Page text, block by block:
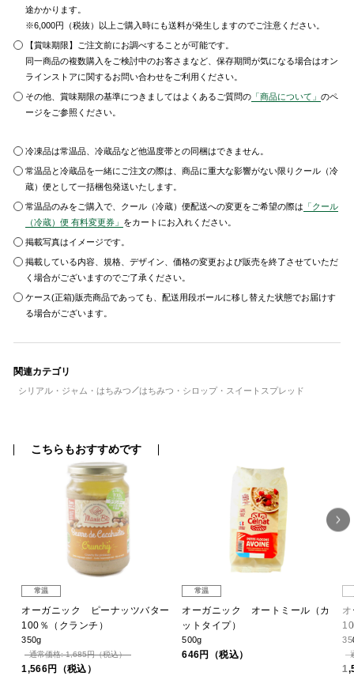
途かかります。
※6,000円（税抜）以上ご購入時にも送料が発生しますのでご注意ください。
【賞味期限】ご注文前にお調べすることが可能です。
同一商品の複数購入をご検討中のお客さまなど、保存期間が気になる場合はオン
ラインストアに関するお問い合わせをご利用ください。
その他、賞味期限の基準につきましてはよくあるご質問の 「商品について」のペ
ージをご参照ください。
冷凍品は常温品、冷蔵品など他温度帯との同梱はできません。
常温品と冷蔵品を一緒にご注文の際は、商品に重大な影響がない限りクール（冷
蔵）便として一括梱包発送いたします。
常温品のみをご購入で、クール（冷蔵）便配送への変更をご希望の際は 「クール
（冷蔵）便 有料変更券」 をカートにお入れください。
掲載写真はイメージです。
掲載している内容、規格、デザイン、価格の変更および販売を終了させていただ
く場合がございますのでご了承ください。
ケース(正箱)販売商品であっても、配送用段ボールに移し替えた状態でお届けす
る場合がございます。
関連カテゴリ
シリアル・ジャム・はちみつ はちみつ・シロップ・スイートスプレッド
こちらもおすすめです
常温
オーガニック ピーナッツバター
100％（クランチ）
350g
通常価格: 1,685円（税込）
1,566円（税込）
常温
オーガニック オートミール（カ
ットタイプ）
500g
646円（税込）